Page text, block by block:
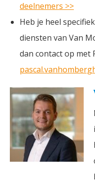
deelnemers >>
Heb je heel
diensten van Van
dan contact op met